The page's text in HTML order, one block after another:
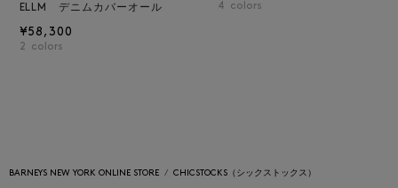
ELLM デニムカバーオール
¥58,300
2 colors
4 colors
BARNEYS NEW YORK ONLINE STORE CHICSTOCKS（シックストックス）